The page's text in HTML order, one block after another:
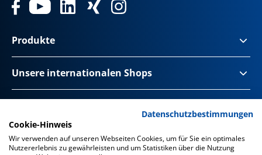
Produkte
Unsere internationalen Shops
Datenschutz
Datenschutzbestimmungen
Cookie-Hinweis
Wir verwenden auf unseren Webseiten Cookies, um für Sie ein optimales
Nutzererlebnis zu gewährleisten und um Statistiken über die Nutzung